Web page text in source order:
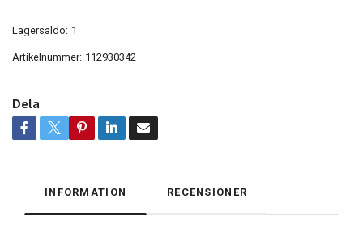
Lagersaldo: 1
Artikelnummer: 112930342
Dela
INFORMATION RECENSIONER